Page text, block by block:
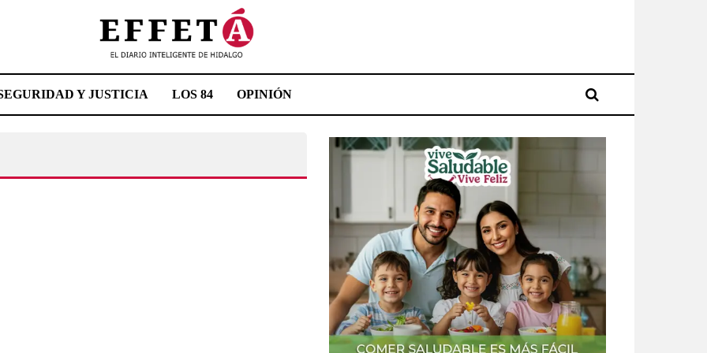
Y JUSTICIA LOS 84 OPINIÓN